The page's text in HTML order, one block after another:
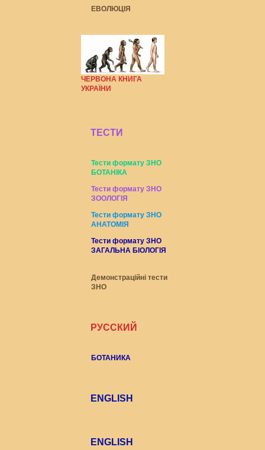
ЕВОЛЮЦІЯ
ЧЕРВОНА КНИГА
УКРАЇНИ
ТЕСТИ
Тести формату ЗНО
БОТАНІКА
Тести формату ЗНО
ЗООЛОГІЯ
Тести формату ЗНО
АНАТОМІЯ
Тести формату ЗНО
ЗАГАЛЬНА БІОЛОГІЯ
Демонстраційні тести
ЗНО
РУССКИЙ
БОТАНИКА
ENGLISH
ENGLISH